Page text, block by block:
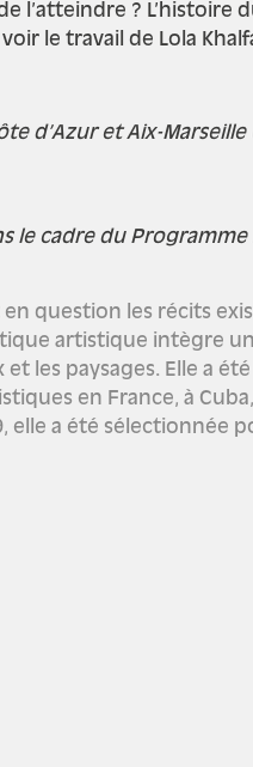
l’atteindre ? L’histoire
le travail de Lola
d’Azur et Aix-Marseille
le cadre du Programme
question les récits
artistique intègre
les paysages. Elle a
en France, à
elle a été sélectionnée